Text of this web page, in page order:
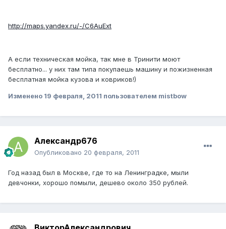
http://maps.yandex.ru/-/C6AuExt
А если техническая мойка, так мне в Тринити моют
бесплатно... у них там типа покупаешь машину и пожизненная
бесплатная мойка кузова и ковриков!)
Изменено 19 февраля, 2011 пользователем mistbow
Александр676
Опубликовано 20 февраля, 2011
Год назад был в Москве, где то на Ленинградке, мыли
девчонки, хорошо помыли, дешево около 350 рублей.